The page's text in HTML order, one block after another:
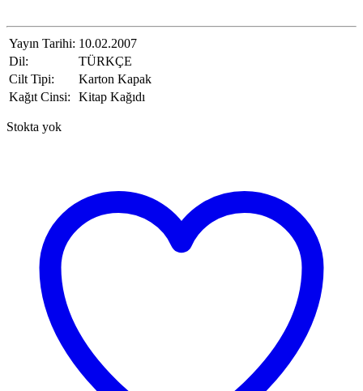
Yayın Tarihi: 10.02.2007
Dil:
TÜRKÇE
Cilt Tipi:
Karton Kapak
Kağıt Cinsi:
Kitap Kağıdı
Stokta yok